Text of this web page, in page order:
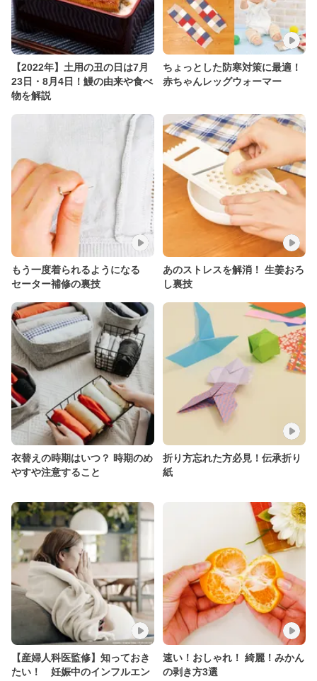
【2022年】土用の丑の日は7月
23日・8月4日！鰻の由来や食べ
物を解説
ちょっとした防寒対策に最適！
赤ちゃんレッグウォーマー
もう一度着られるようになる
セーター補修の裏技
あのストレスを解消！ 生姜おろ
し裏技
衣替えの時期はいつ？ 時期のめ
やすや注意すること
折り方忘れた方必見！伝承折り
紙
【産婦人科医監修】知っておき
たい！ 妊娠中のインフルエン
速い！おしゃれ！ 綺麗！みかん
の剥き方3選